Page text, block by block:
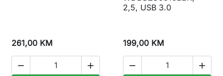
261,00 KM
 
2,5, USB 3.0
199,00 KM
 